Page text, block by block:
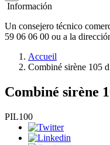
Información
Un consejero técnico
59 06 06 00 ou a la
Accueil
Combiné sirène 105
Combiné sirène
PIL100